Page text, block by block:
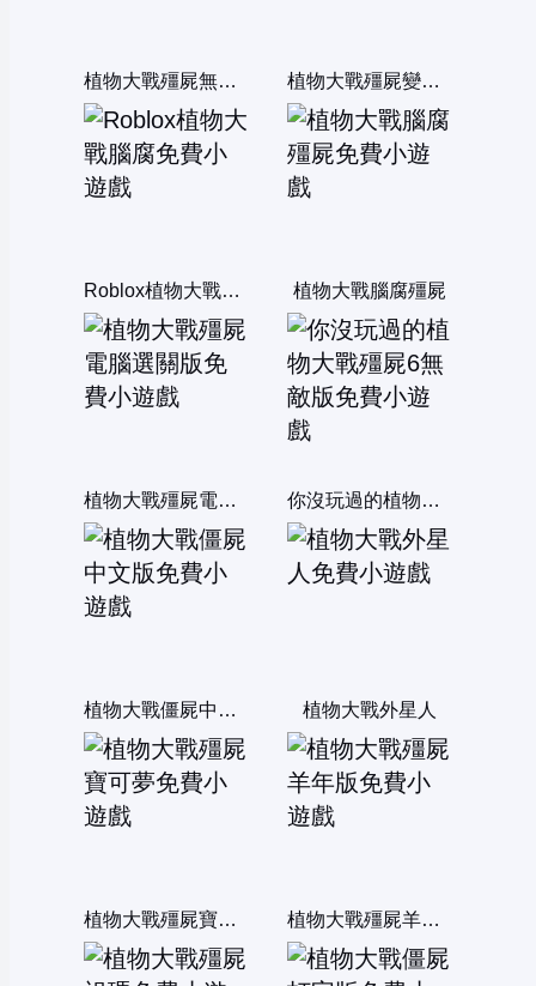
植物大戰殭屍無敵版 植物大戰殭屍變態版
Roblox植物大戰腦腐 植物大戰腦腐殭屍
植物大戰殭屍電腦選關版 你沒玩過的植物大戰殭屍6無敵版
植物大戰僵屍中文版 植物大戰外星人
植物大戰殭屍寶可夢 植物大戰殭屍羊年版